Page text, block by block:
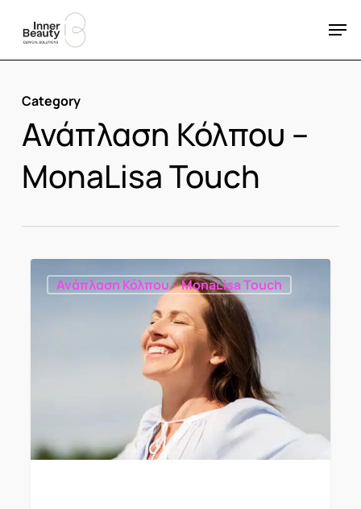
main
Category
Ανάπλαση Κόλπου –
MonaLisa Touch
Ανάπλαση Κόλπου – MonaLisa Touch